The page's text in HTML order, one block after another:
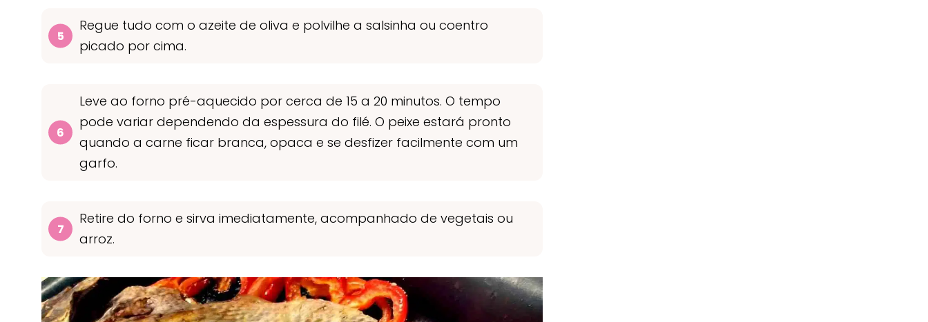
Regue tudo com o azeite de oliva e polvilhe a salsinha ou coentro
picado por cima.
Leve ao forno pré-aquecido por cerca de 15 a 20 minutos. O tempo
pode variar dependendo da espessura do filé. O peixe estará pronto
quando a carne ficar branca, opaca e se desfizer facilmente com um
garfo.
Retire do forno e sirva imediatamente, acompanhado de vegetais ou
arroz.